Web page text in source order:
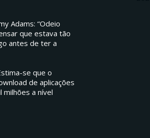
Adams: “Odeio
que estava tão
antes de ter a
se que o
de aplicações
milhões a nível